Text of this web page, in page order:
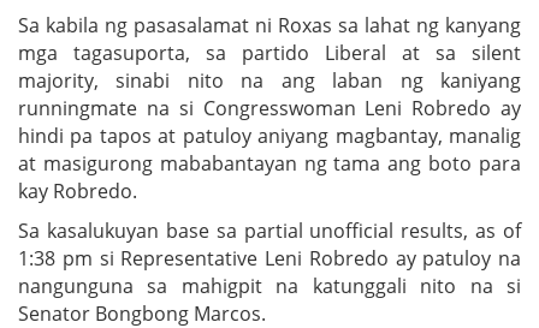
Sa kabila ng pasasalamat ni Roxas sa lahat ng kanyang
mga tagasuporta, sa partido Liberal at sa silent
majority, sinabi nito na ang laban ng kaniyang
runningmate na si Congresswoman Leni Robredo ay
hindi pa tapos at patuloy aniyang magbantay, manalig
at masigurong mababantayan ng tama ang boto para
kay Robredo.
Sa kasalukuyan base sa partial unofficial results, as of
1:38 pm si Representative Leni Robredo ay patuloy na
nangunguna sa mahigpit na katunggali nito na si
Senator Bongbong Marcos.